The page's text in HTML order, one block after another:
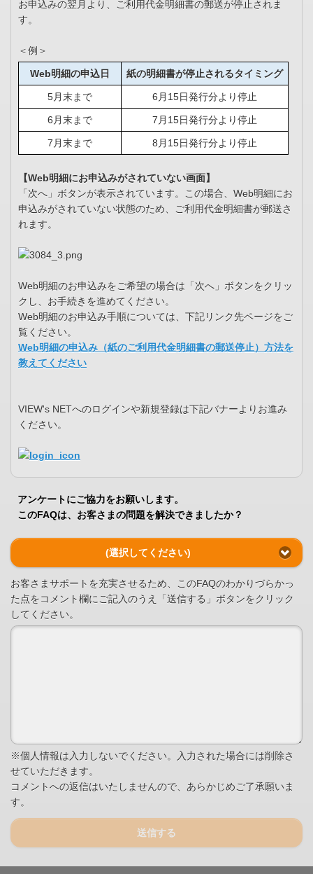
お申込みの翌月より、ご利用代金明細書の郵送が停止されま
す。
＜例＞
Web明細の申込日 紙の明細書が停止されるタイミング
5月末まで 6月15日発行分より停止
6月末まで 7月15日発行分より停止
7月末まで 8月15日発行分より停止
【Web明細にお申込みがされていない画面】
「次へ」ボタンが表示されています。この場合、Web明細にお
申込みがされていない状態のため、ご利用代金明細書が郵送さ
れます。
Web明細のお申込みをご希望の場合は「次へ」ボタンをクリッ
クし、お手続きを進めてください。
Web明細のお申込み手順については、下記リンク先ページをご
覧ください。
Web明細の申込み（紙のご利用代金明細書の郵送停止）方法を
教えてください
VIEW's NETへのログインや新規登録は下記バナーよりお進み
ください。
アンケートにご協力をお願いします。
このFAQは、お客さまの問題を解決できましたか？
(選択してください)
お客さまサポートを充実させるため、このFAQのわかりづらかっ
た点をコメント欄にご記入のうえ「送信する」ボタンをクリック
してください。
※個人情報は入力しないでください。入力された場合には削除さ
せていただきます。
コメントへの返信はいたしませんので、あらかじめご了承願いま
す。
送信する